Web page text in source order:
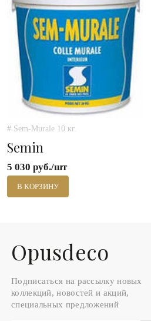
# Sem-Murale 10 кг.
Semin
5 030 руб./шт
В КОРЗИНУ
Оpusdeco
Подписаться на рассылку новых
коллекций, новостей и акций,
специальных предложений